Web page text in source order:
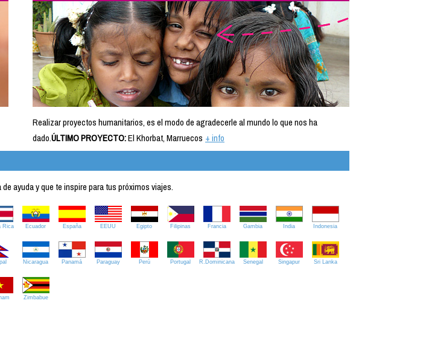
Realizar proyectos humanitarios, es el modo de agradecerle al mundo lo que nos ha
dado.ÚLTIMO PROYECTO:El Khorbat, Marruecos + info
ayuda y que te inspire para tus próximos viajes.
Rica Ecuador España EEUU Egipto Filipinas Francia Gambia India Indonesia
Nicaragua Panamá Paraguay Perú Portugal R.Dominicana Senegal Singapur Sri Lanka
Zimbabue